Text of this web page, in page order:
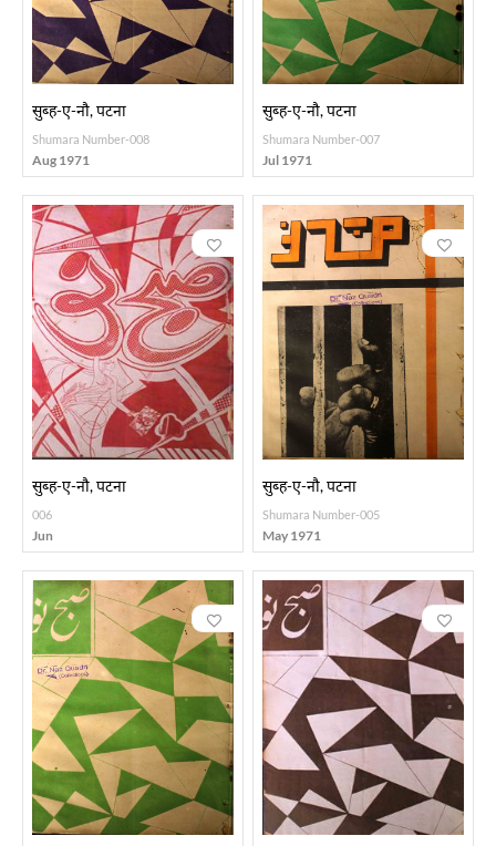
सुब्ह-ए-नौ, पटना
Shumara Number-008
Aug 1971
सुब्ह-ए-नौ, पटना
Shumara Number-007
Jul 1971
सुब्ह-ए-नौ, पटना
006
Jun
सुब्ह-ए-नौ, पटना
Shumara Number-005
May 1971